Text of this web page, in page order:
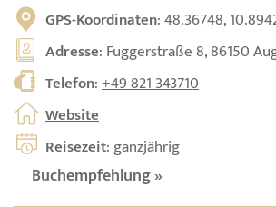
GPS-Koordinaten: 48.36748,
Adresse: Fuggerstraße 8, 86150
Telefon:+49 821 343710
Website
Reisezeit: ganzjährig
Buchempfehlung »